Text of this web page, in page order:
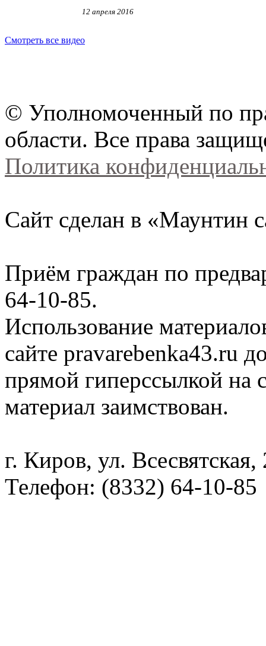
12 апреля 2016
Смотреть все видео
© Уполномоченный по
области. Все права
Политика
Сайт сделан в «Маунтин
Приём граждан по
64-10-85.
Использование
сайте pravarebenka43.ru
прямой гиперссылкой на
материал заимствован.
г. Киров, ул. Всесвятская,
Телефон: (8332) 64-10-85